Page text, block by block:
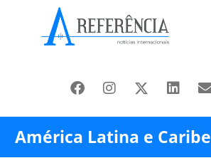
América Latina e Caribe